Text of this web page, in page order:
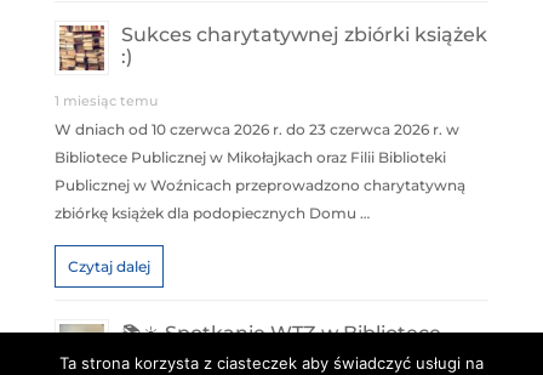
Sukces charytatywnej zbiórki książek
:)
1 miesiąc temu
W dniach od 10 czerwca 2026 r. do 23 czerwca 2026 r. w
Bibliotece Publicznej w Mikołajkach oraz Filii Biblioteki
Publicznej w Woźnicach przeprowadzono charytatywną
zbiórkę książek dla podopiecznych Domu …
Czytaj dalej
📚☀️ Spotkanie WTZ w Bibliotece –
„Moje wakacyjne plany” ☀️📚
Ta strona korzysta z ciasteczek aby świadczyć usługi na